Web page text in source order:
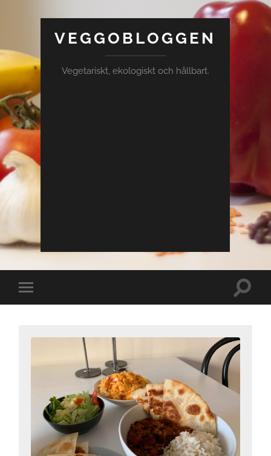
VEGGOBLOGGEN
Vegetariskt, ekologiskt och hållbart.
Slå
på/av
Slå